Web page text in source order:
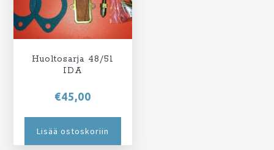
Huoltosarja 48/51
IDA
€45,00
Lisää ostoskoriin